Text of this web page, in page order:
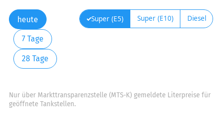
heute
7 Tage
28 Tage
Super (E5) Super (E10) Diesel
Nur über Markttransparenzstelle (MTS-K) gemeldete Literpreise für
geöffnete Tankstellen.